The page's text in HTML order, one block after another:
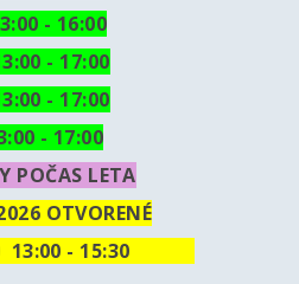
- 16:00
- 17:00
- 17:00
- 17:00
POČAS LETA
OTVORENÉ
13:00 - 15:30